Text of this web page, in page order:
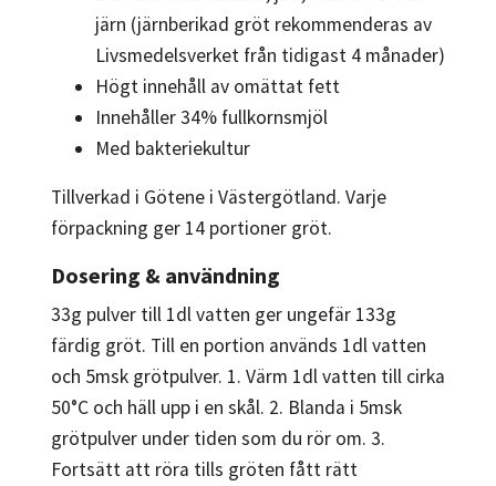
järn (järnberikad gröt rekommenderas av
Livsmedelsverket från tidigast 4 månader)
Högt innehåll av omättat fett
Innehåller 34% fullkornsmjöl
Med bakteriekultur
Tillverkad i Götene i Västergötland. Varje
förpackning ger 14 portioner gröt.
Dosering & användning
33g pulver till 1dl vatten ger ungefär 133g
färdig gröt. Till en portion används 1dl vatten
och 5msk grötpulver. 1. Värm 1dl vatten till cirka
50°C och häll upp i en skål. 2. Blanda i 5msk
grötpulver under tiden som du rör om. 3.
Fortsätt att röra tills gröten fått rätt